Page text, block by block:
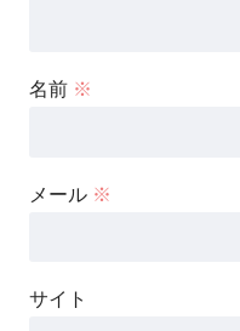
名前 ※
メール ※
サイト